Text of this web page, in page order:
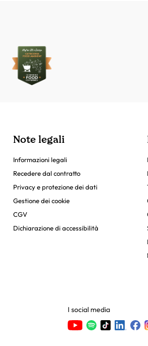
Note legali
Informazioni legali
Recedere dal contratto
Privacy e protezione dei dati
Gestione dei cookie
CGV
Dichiarazione di accessibilità
I social media